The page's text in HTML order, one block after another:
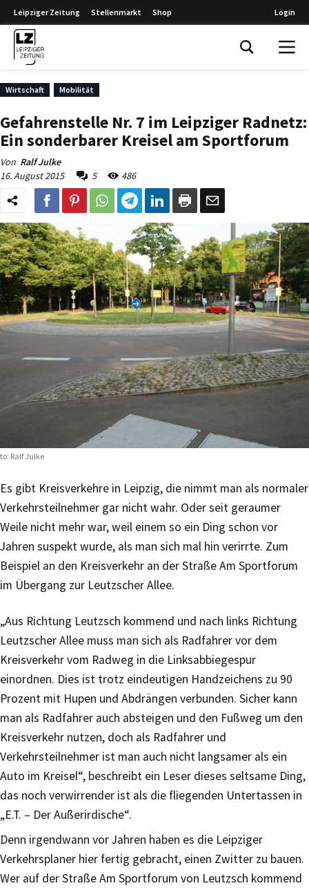
Leipziger Zeitung Stellenmarkt Shop Login
Wirtschaft Mobilität
Gefahrenstelle Nr. 7 im Leipziger Radnetz:
Ein sonderbarer Kreisel am Sportforum
Von Ralf Julke
16. August 2015
5 486
Ralf Julke
Es gibt Kreisverkehre in Leipzig, die nimmt man als normaler
Verkehrsteilnehmer gar nicht wahr. Oder seit geraumer
Weile nicht mehr war, weil einem so ein Ding schon vor
Jahren suspekt wurde, als man sich mal hin verirrte. Zum
Beispiel an den Kreisverkehr an der Straße Am Sportforum
im Übergang zur Leutzscher Allee.
„Aus Richtung Leutzsch kommend und nach links Richtung
Leutzscher Allee muss man sich als Radfahrer vor dem
Kreisverkehr vom Radweg in die Linksabbiegespur
einordnen. Dies ist trotz eindeutigen Handzeichens zu 90
Prozent mit Hupen und Abdrängen verbunden. Sicher kann
man als Radfahrer auch absteigen und den Fußweg um den
Kreisverkehr nutzen, doch als Radfahrer und
Verkehrsteilnehmer ist man auch nicht langsamer als ein
Auto im Kreisel“, beschreibt ein Leser dieses seltsame Ding,
das noch verwirrender ist als die fliegenden Untertassen in
„E.T. – Der Außerirdische“.
Denn irgendwann vor Jahren haben es die Leipziger
Verkehrsplaner hier fertig gebracht, einen Zwitter zu bauen.
Wer auf der Straße Am Sportforum von Leutzsch kommend